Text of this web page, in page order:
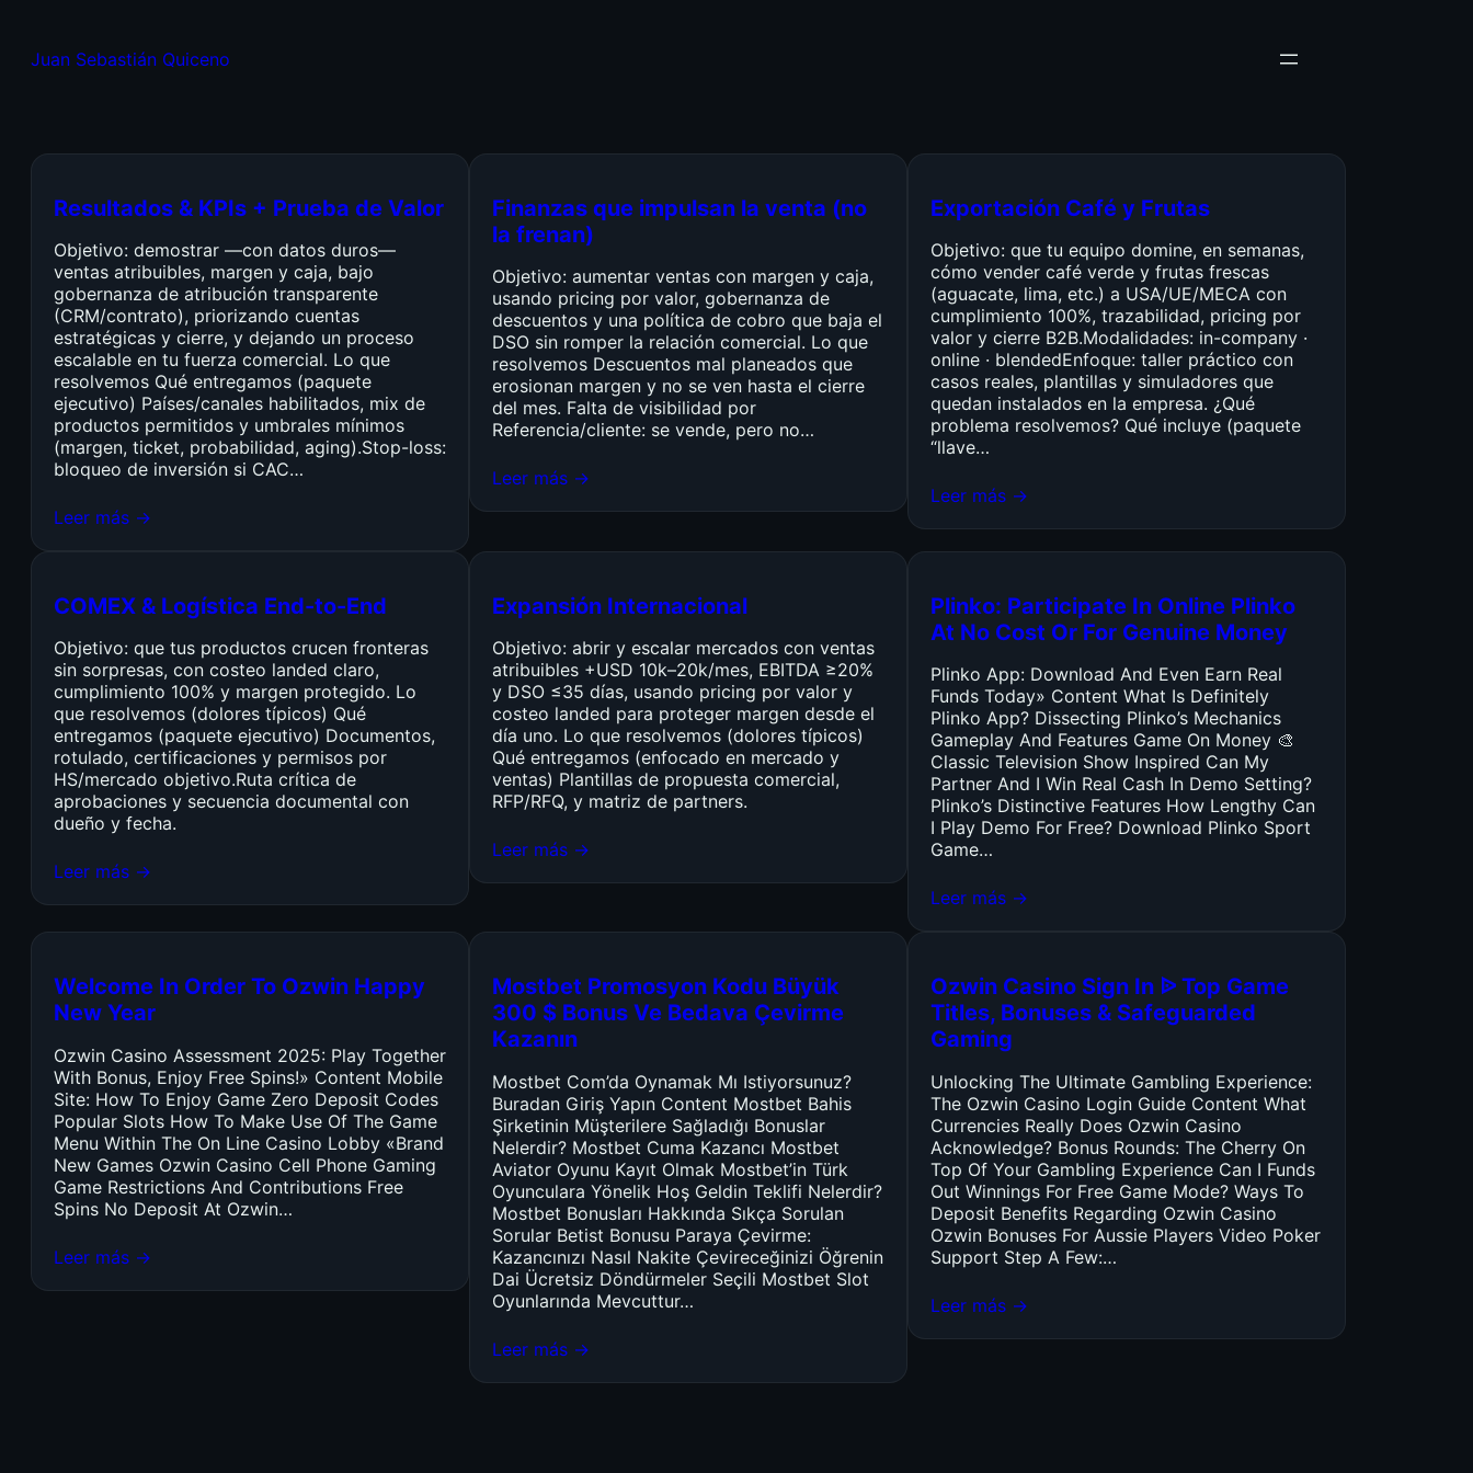
Juan Sebastián Quiceno
Resultados & KPIs + Prueba de Valor
Objetivo: demostrar —con datos duros—
ventas atribuibles, margen y caja, bajo
gobernanza de atribución transparente
(CRM/contrato), priorizando cuentas
estratégicas y cierre, y dejando un proceso
escalable en tu fuerza comercial. Lo que
resolvemos Qué entregamos (paquete
ejecutivo) Países/canales habilitados, mix de
productos permitidos y umbrales mínimos
(margen, ticket, probabilidad, aging).Stop-loss:
bloqueo de inversión si CAC…
Leer más →
Finanzas que impulsan la venta (no
la frenan)
Objetivo: aumentar ventas con margen y caja,
usando pricing por valor, gobernanza de
descuentos y una política de cobro que baja el
DSO sin romper la relación comercial. Lo que
resolvemos Descuentos mal planeados que
erosionan margen y no se ven hasta el cierre
del mes. Falta de visibilidad por
Referencia/cliente: se vende, pero no…
Leer más →
Exportación Café y Frutas
Objetivo: que tu equipo domine, en semanas,
cómo vender café verde y frutas frescas
(aguacate, lima, etc.) a USA/UE/MECA con
cumplimiento 100%, trazabilidad, pricing por
valor y cierre B2B.Modalidades: in-company ·
online · blendedEnfoque: taller práctico con
casos reales, plantillas y simuladores que
quedan instalados en la empresa. ¿Qué
problema resolvemos? Qué incluye (paquete
“llave…
Leer más →
COMEX & Logística End-to-End
Objetivo: que tus productos crucen fronteras
sin sorpresas, con costeo landed claro,
cumplimiento 100% y margen protegido. Lo
que resolvemos (dolores típicos) Qué
entregamos (paquete ejecutivo) Documentos,
rotulado, certificaciones y permisos por
HS/mercado objetivo.Ruta crítica de
aprobaciones y secuencia documental con
dueño y fecha.
Leer más →
Expansión Internacional
Objetivo: abrir y escalar mercados con ventas
atribuibles +USD 10k–20k/mes, EBITDA ≥20%
y DSO ≤35 días, usando pricing por valor y
costeo landed para proteger margen desde el
día uno. Lo que resolvemos (dolores típicos)
Qué entregamos (enfocado en mercado y
ventas) Plantillas de propuesta comercial,
RFP/RFQ, y matriz de partners.
Leer más →
Plinko: Participate In Online Plinko
At No Cost Or For Genuine Money
Plinko App: Download And Even Earn Real
Funds Today» Content What Is Definitely
Plinko App? Dissecting Plinko’s Mechanics
Gameplay And Features Game On Money 🎨
Classic Television Show Inspired Can My
Partner And I Win Real Cash In Demo Setting?
Plinko’s Distinctive Features How Lengthy Can
I Play Demo For Free? Download Plinko Sport
Game…
Leer más →
Welcome In Order To Ozwin Happy
New Year
Ozwin Casino Assessment 2025: Play Together
With Bonus, Enjoy Free Spins!» Content Mobile
Site: How To Enjoy Game Zero Deposit Codes
Popular Slots How To Make Use Of The Game
Menu Within The On Line Casino Lobby «Brand
New Games Ozwin Casino Cell Phone Gaming
Game Restrictions And Contributions Free
Spins No Deposit At Ozwin…
Leer más →
Mostbet Promosyon Kodu Büyük
300 $ Bonus Ve Bedava Çevirme
Kazanın
Mostbet Com’da Oynamak Mı Istiyorsunuz?
Buradan Giriş Yapın Content Mostbet Bahis
Şirketinin Müşterilere Sağladığı Bonuslar
Nelerdir? Mostbet Cuma Kazancı Mostbet
Aviator Oyunu Kayıt Olmak Mostbet’in Türk
Oyunculara Yönelik Hoş Geldin Teklifi Nelerdir?
Mostbet Bonusları Hakkında Sıkça Sorulan
Sorular Betist Bonusu Paraya Çevirme:
Kazancınızı Nasıl Nakite Çevireceğinizi Öğrenin
Dai Ücretsiz Döndürmeler Seçili Mostbet Slot
Oyunlarında Mevcuttur…
Leer más →
Ozwin Casino Sign In ᐉ Top Game
Titles, Bonuses & Safeguarded
Gaming
Unlocking The Ultimate Gambling Experience:
The Ozwin Casino Login Guide Content What
Currencies Really Does Ozwin Casino
Acknowledge? Bonus Rounds: The Cherry On
Top Of Your Gambling Experience Can I Funds
Out Winnings For Free Game Mode? Ways To
Deposit Benefits Regarding Ozwin Casino
Ozwin Bonuses For Aussie Players Video Poker
Support Step A Few:…
Leer más →